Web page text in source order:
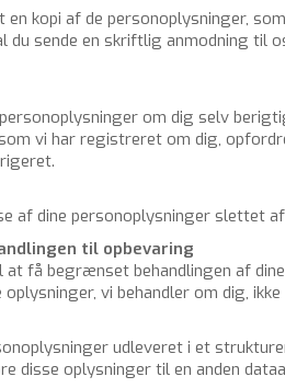
kopi af de per­so­nop­lys­nin­ger,
du sende en skrift­lig an­mod­ning til
om dig selv
vi har re­gi­stre­ret om dig,
af dine per­so­nop­lys­nin­ger slet­tet
til op­be­va­ring
få be­græn­set be­hand­lin­gen af
vi be­hand­ler om dig,
ud­le­ve­ret i et
disse op­lys­nin­ger til en anden